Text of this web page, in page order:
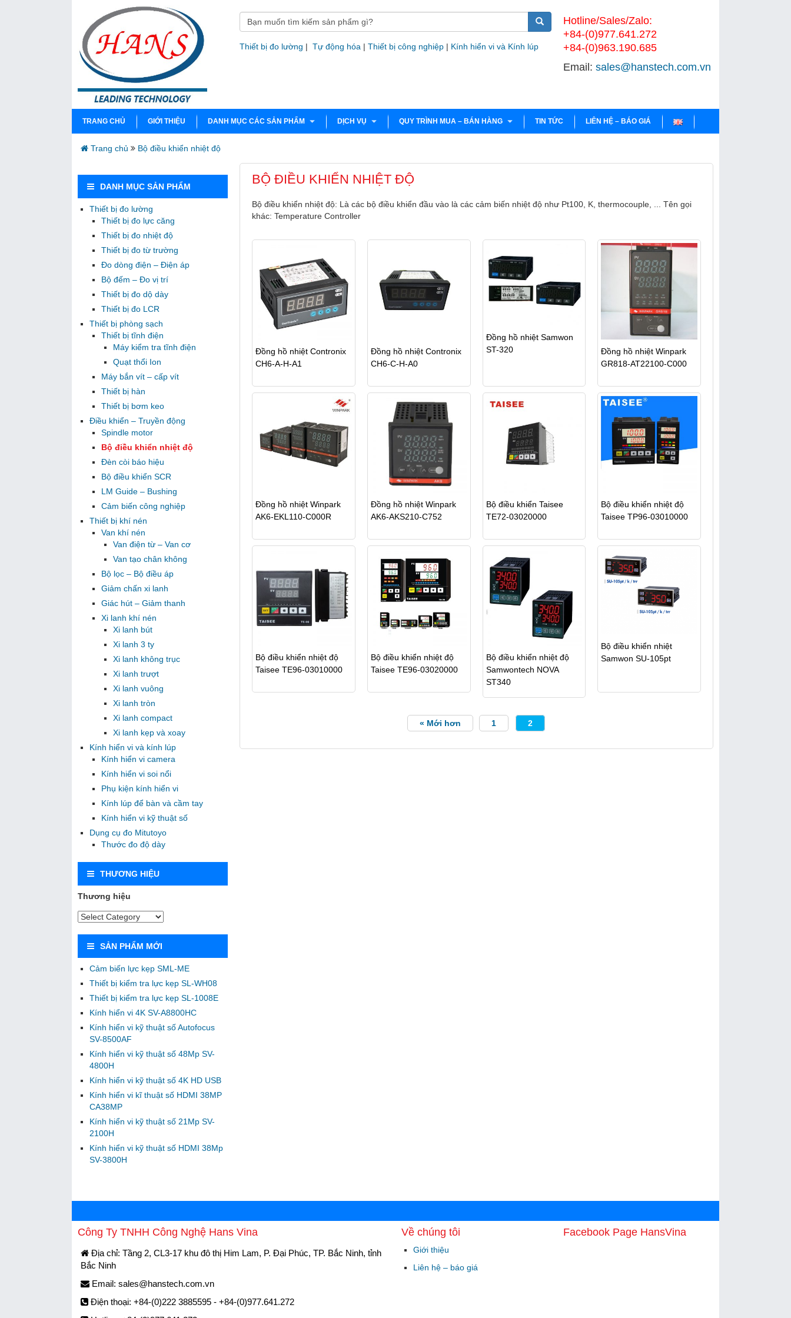
Thiết bị đo lường | Tự động hóa | Thiết bị công nghiệp | Kính hiển vi và Kính lúp
Hotline/Sales/Zalo:
+84-(0)977.641.272
+84-(0)963.190.685
Email: sales@hanstech.com.vn
TRANG CHỦ GIỚI THIỆU DANH MỤC CÁC SẢN PHẨM DỊCH VỤ QUY TRÌNH MUA – BÁN HÀNG TIN TỨC LIÊN HỆ – BÁO GIÁ
Trang chủ Bộ điều khiển nhiệt độ
DANH MỤC SẢN PHẨM
Thiết bị đo lường
Thiết bị đo lực căng
Thiết bị đo nhiệt độ
Thiết bị đo từ trường
Đo dòng điện – Điện áp
Bộ đếm – Đo vị trí
Thiết bị đo dộ dày
Thiết bị đo LCR
Thiết bị phòng sạch
Thiết bị tĩnh điện
Máy kiểm tra tĩnh điện
Quạt thổi Ion
Máy bắn vít – cấp vít
Thiết bị hàn
Thiết bị bơm keo
Điều khiển – Truyền động
Spindle motor
Bộ điều khiển nhiệt độ
Đèn còi báo hiệu
Bộ điều khiển SCR
LM Guide – Bushing
Cảm biến công nghiệp
Thiết bị khí nén
Van khí nén
Van điện từ – Van cơ
Van tạo chân không
Bộ lọc – Bộ điều áp
Giảm chấn xi lanh
Giác hút – Giảm thanh
Xi lanh khí nén
Xi lanh bút
Xi lanh 3 ty
Xi lanh không trục
Xi lanh trượt
Xi lanh vuông
Xi lanh tròn
Xi lanh compact
Xi lanh kẹp và xoay
Kính hiển vi và kính lúp
Kính hiển vi camera
Kính hiển vi soi nổi
Phụ kiện kính hiển vi
Kính lúp để bàn và cầm tay
Kính hiển vi kỹ thuật số
Dụng cụ đo Mitutoyo
Thước đo độ dày
THƯƠNG HIỆU
Thương hiệu
SẢN PHẨM MỚI
Cảm biến lực kẹp SML-ME
Thiết bị kiểm tra lực kẹp SL-WH08
Thiết bị kiểm tra lực kẹp SL-1008E
Kính hiển vi 4K SV-A8800HC
Kính hiển vi kỹ thuật số Autofocus
SV-8500AF
Kính hiển vi kỹ thuật số 48Mp SV-
4800H
Kính hiển vi kỹ thuật số 4K HD USB
Kính hiển vi kĩ thuật số HDMI 38MP
CA38MP
Kính hiển vi kỹ thuật số 21Mp SV-
2100H
Kính hiển vi kỹ thuật số HDMI 38Mp
SV-3800H
BỘ ĐIỀU KHIỂN NHIỆT ĐỘ
Bộ điều khiển nhiệt độ: Là các bộ điều khiển đầu vào là các cảm biến nhiệt độ như Pt100, K, thermocouple, ... Tên gọi
khác: Temperature Controller
Đồng hồ nhiệt Contronix
CH6-A-H-A1
Đồng hồ nhiệt Contronix
CH6-C-H-A0
Đồng hồ nhiệt Samwon
ST-320
Đồng hồ nhiệt Winpark
GR818-AT22100-C000
Đồng hồ nhiệt Winpark
AK6-EKL110-C000R
Đồng hồ nhiệt Winpark
AK6-AKS210-C752
Bộ điều khiển Taisee
TE72-03020000
Bộ điều khiển nhiệt độ
Taisee TP96-03010000
Bộ điều khiển nhiệt độ
Taisee TE96-03010000
Bộ điều khiển nhiệt độ
Taisee TE96-03020000
Bộ điều khiển nhiệt độ
Samwontech NOVA
ST340
Bộ điều khiển nhiệt
Samwon SU-105pt
« Mới hơn 1 2
Công Ty TNHH Công Nghệ Hans Vina
Địa chỉ: Tầng 2, CL3-17 khu đô thị Him Lam, P. Đại Phúc, TP. Bắc Ninh, tỉnh
Bắc Ninh
Email: sales@hanstech.com.vn
Điện thoại: +84-(0)222 3885595 - +84-(0)977.641.272
Về chúng tôi
Giới thiệu
Liên hệ – báo giá
Facebook Page HansVina